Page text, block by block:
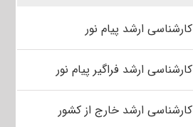
کارشناسی ارشد پیام نور
کارشناسی ارشد فراگیر پیام نور
کارشناسی ارشد خارج از کشور